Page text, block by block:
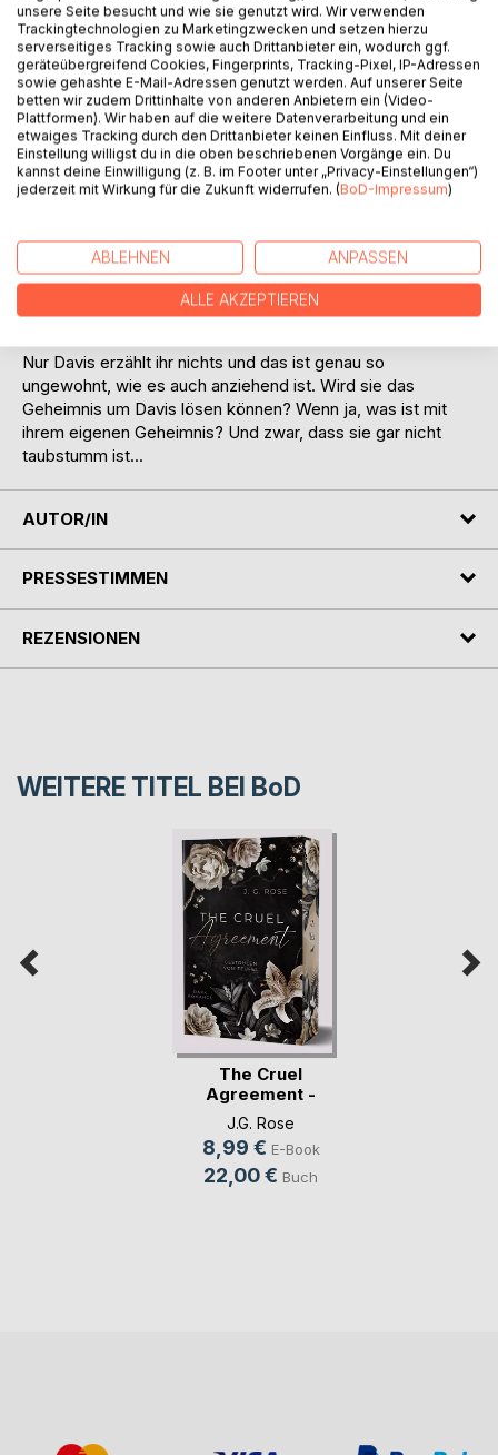
BESCHREIBUNG
Elisha kann weder sprechen noch hören.
Naja, eigentlich kann sie es, aber sie tut es nun mal nicht.
Deswegen denken alle, dass sie taubstumm ist. Weil jeder
nichts weitererzählen kann, ertappen sich viele dabei, wie
sie ihr ihre tiefsten Geheimnisse erzählen. So erfährt Elisha
die Gedanken der beliebtesten Schüler der Schule, der
Lehrer, ihrer Pflegefamilie und noch viele andere.
Nur Davis erzählt ihr nichts und das ist genau so
ungewohnt, wie es auch anziehend ist. Wird sie das
Geheimnis um Davis lösen können? Wenn ja, was ist mit
ihrem eigenen Geheimnis? Und zwar, dass sie gar nicht
taubstumm ist...
AUTOR/IN
PRESSESTIMMEN
REZENSIONEN
WEITERE TITEL BEI BoD
The Cruel
Agreement -
Gestohlen vo(...)
J.G. Rose
8,99 € E-Book
22,00 € Buch
unsere Seite besucht und wie sie genutzt wird. Wir verwenden
Trackingtechnologien zu Marketingzwecken und setzen hierzu
serverseitiges Tracking sowie auch Drittanbieter ein, wodurch ggf.
geräteübergreifend Cookies, Fingerprints, Tracking-Pixel, IP-Adressen
sowie gehashte E-Mail-Adressen genutzt werden. Auf unserer Seite
betten wir zudem Drittinhalte von anderen Anbietern ein (Video-
Plattformen). Wir haben auf die weitere Datenverarbeitung und ein
etwaiges Tracking durch den Drittanbieter keinen Einfluss. Mit deiner
Einstellung willigst du in die oben beschriebenen Vorgänge ein. Du
kannst deine Einwilligung (z. B. im Footer unter „Privacy-Einstellungen“)
jederzeit mit Wirkung für die Zukunft widerrufen. (BoD-Impressum)
ABLEHNEN ANPASSEN
ALLE AKZEPTIEREN